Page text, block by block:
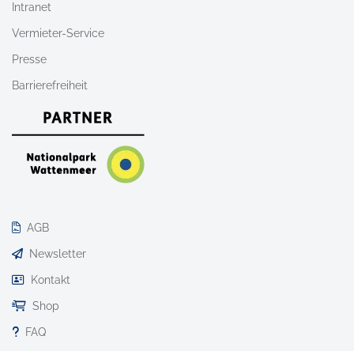
Intranet
Vermieter-Service
Presse
Barrierefreiheit
AGB
Newsletter
Kontakt
Shop
FAQ